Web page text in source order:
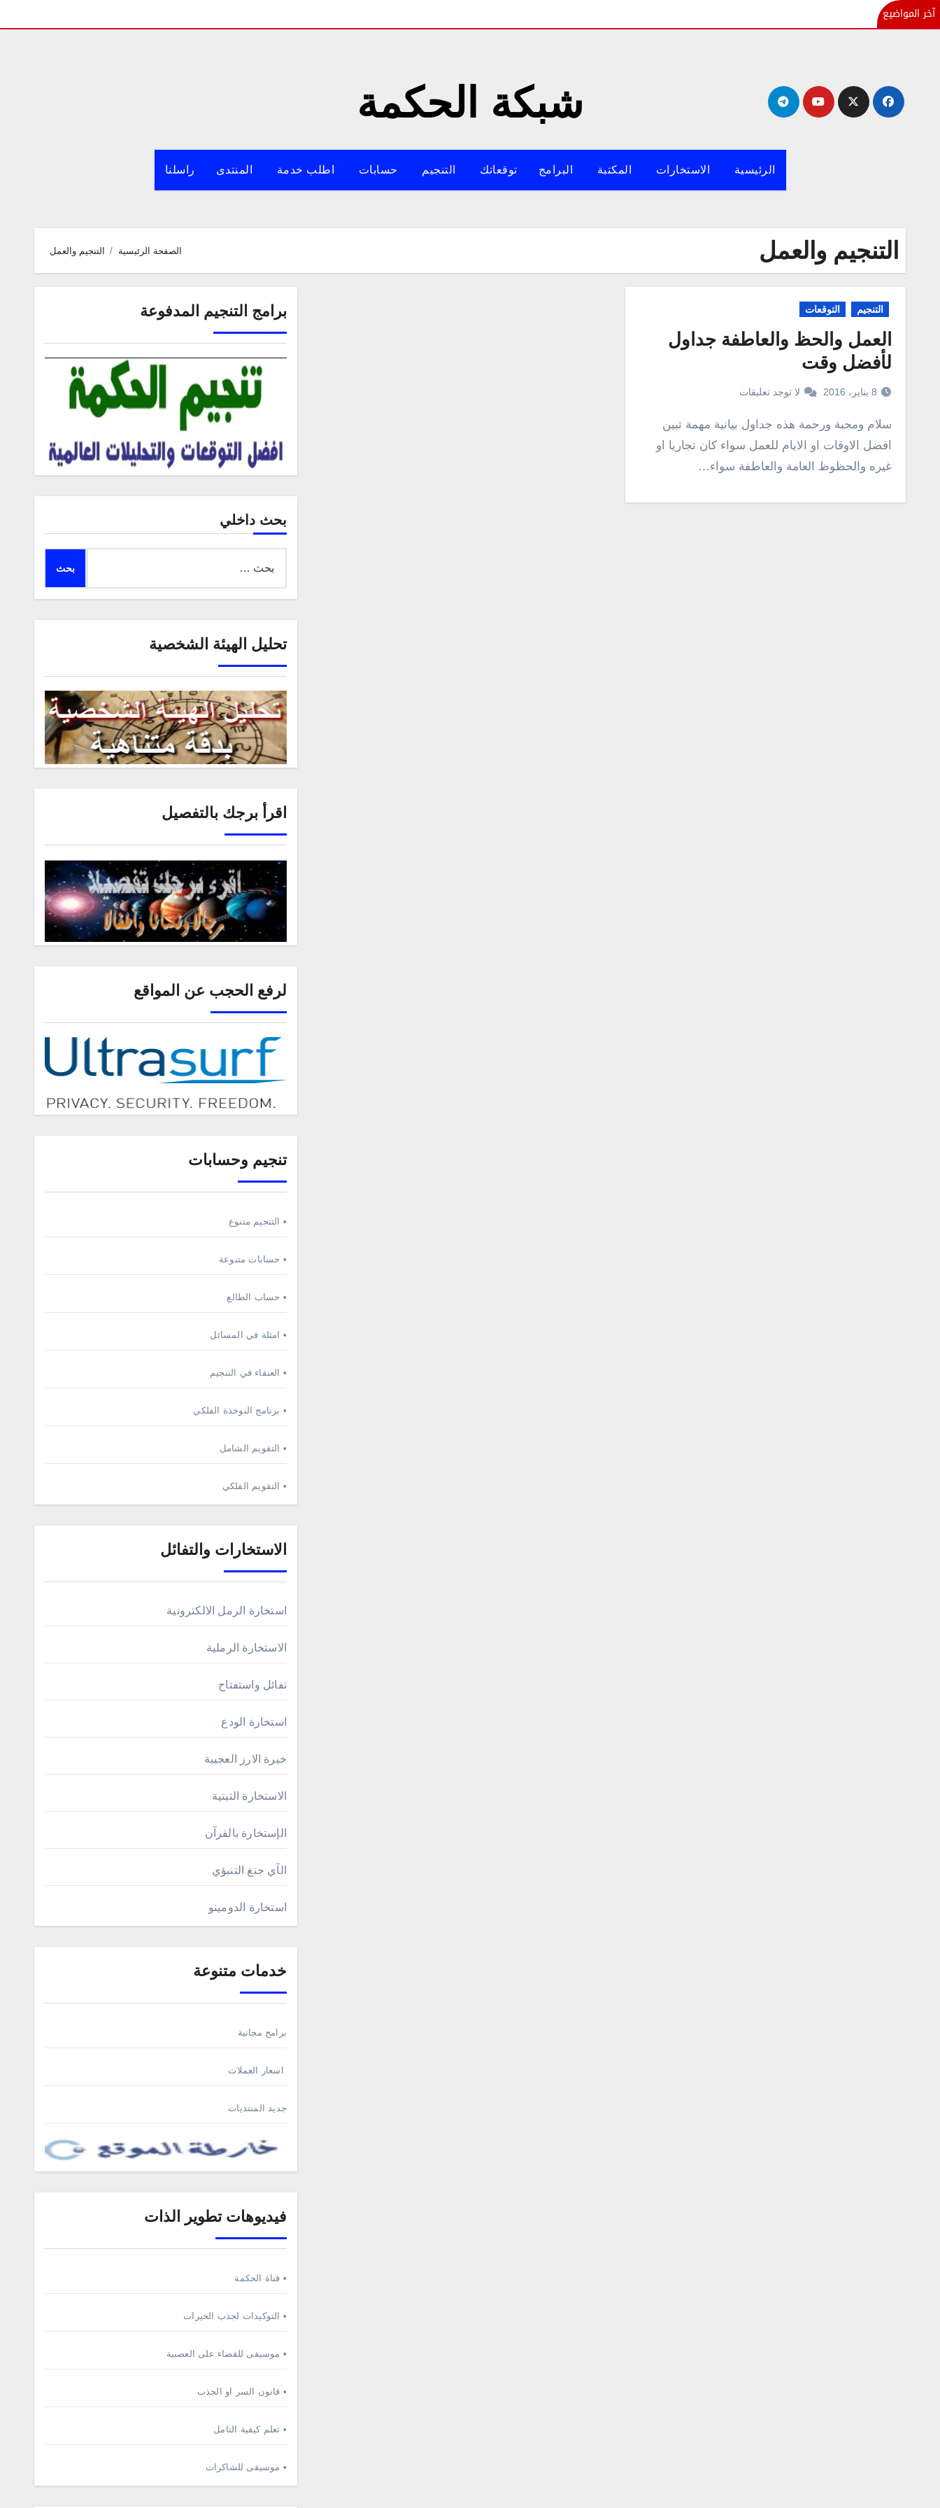
آخر المواضيع
شبكة الحكمة
الرئيسية الاستخارات المكتبة البرامج توقعاتك التنجيم حسابات اطلب خدمة المنتدى راسلنا
التنجيم والعمل الصفحة الرئيسية التنجيم والعمل
التنجيم التوقعات
العمل والحظ والعاطفة جداول
لأفضل وقت
8 يناير، 2016 لا توجد تعليقات
سلام ومحبة ورحمة هذه جداول بيانية مهمة تبين
افضل الاوقات او الايام للعمل سواء كان تجاريا او
غيره والحظوظ العامة والعاطفة سواء…
برامج التنجيم المدفوعة
بحث داخلي
عن:
تحليل الهيئة الشخصية
اقرأ برجك بالتفصيل
لرفع الحجب عن المواقع
تنجيم وحسابات
• التنجيم متنوع
• حسابات متنوعة
• حساب الطالع
• امثلة في المسائل
• العنقاء في التنجيم
• برنامج النوخذة الفلكي
• التقويم الشامل
• التقويم الفلكي
الاستخارات والتفائل
استخارة الرمل الالكترونية
الاستخارة الرملية
تفائل واستفتاح
استخارة الودع
خيرة الارز العجيبة
الاستخارة التبتية
الإستخارة بالقرآن
الآي جنغ التنبؤي
استخارة الدومينو
خدمات متنوعة
برامج مجانية
اسعار العملات
جديد المنتديات
فيديوهات تطوير الذات
• قناة الحكمة
• التوكيدات لجذب الخيرات
• موسيقى للقضاء على العصبية
• قانون السر او الجذب
• تعلم كيفية التامل
• موسيقى للشاكرات